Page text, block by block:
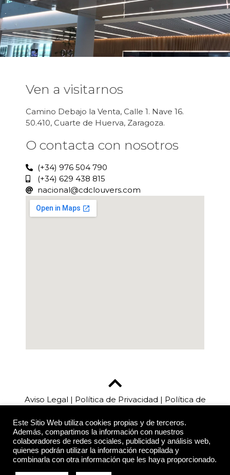
Ven a visitarnos
Camino Debajo la Venta, Calle 1. Nave 16.
50.410, Cuarte de Huerva, Zaragoza.
O contacta con nosotros
(+34) 976 504 790
(+34) 629 438 815
nacional@cdclouvers.com
Aviso Legal | Política de Privacidad | Política de
CDC Louvers © 2019. Todos los derechos
Este Sitio Web utiliza cookies propias y de terceros.
Además, compartimos la información con nuestros
colaboradores de redes sociales, publicidad y análisis web,
quienes podrán utilizar la información recopilada y
combinarla con otra información que les haya proporcionado.